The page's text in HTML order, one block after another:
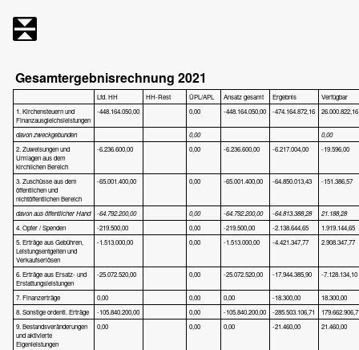
Gesamtergebnisrechnung 2021
Lfd. HH HH-Rest ÜPL/APL Ansatz gesamt Ergebnis
Verfügbar
1. Kirchensteuern und
Finanzausgleichsleistungen
-448.164.050,00 0,00 -448.164.050,00 -474.164.872,16 26.000.822,16
davon zweckgebunden 0,00
0,00
2. Zuweisungen und
Umlagen aus dem
kirchlichen Bereich
-6.236.600,00 0,00 -6.236.600,00 -6.217.004,00 -19.596,00
3. Zuschüsse aus dem
öffentlichen und
nichtöffentlichen Bereich
-65.001.400,00 0,00 -65.001.400,00 -64.850.013,43 -151.386,57
davon aus öffentlicher Hand -64.792.200,00 0,00 -64.792.200,00 -64.813.388,28
21.188,28
4. Opfer / Spenden
-219.500,00 0,00 -219.500,00 -2.138.644,65
1.919.144,65
5. Erträge aus Gebühren,
Leistungsentgelten und
Verkaufserlösen
-1.513.000,00 0,00 -1.513.000,00 -4.421.347,77 2.908.347,77
6. Erträge aus Ersatz- und
Erstattungsleistungen
-25.072.520,00 0,00 -25.072.520,00 -17.944.385,90 -7.128.134,10
7. Finanzerträge 0,00 0,00 0,00 -18.300,00
18.300,00
8. Sonstige ordentl. Erträge
-105.840.200,00 0,00 -105.840.200,00 -285.503.106,71
9. Bestandsveränderungen
und aktivierte
Eigenleistungen
0,00 0,00 0,00 -21.460,00 21.460,00